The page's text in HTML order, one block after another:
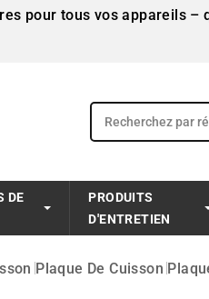
pour tous vos appareils –
DE
PRODUITS
D'ENTRETIEN
Plaque De Cuisson